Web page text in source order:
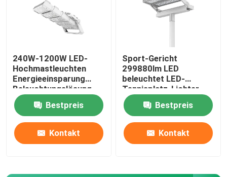
240W-1200W LED-
Hochmastleuchten
Energieeinsparung
Beleuchtungslösung
Bestpreis
Kontakt
Sport-Gericht
299880lm LED
beleuchtet LED-
Tennisplatz-Lichter
ENEC
Bestpreis
Kontakt